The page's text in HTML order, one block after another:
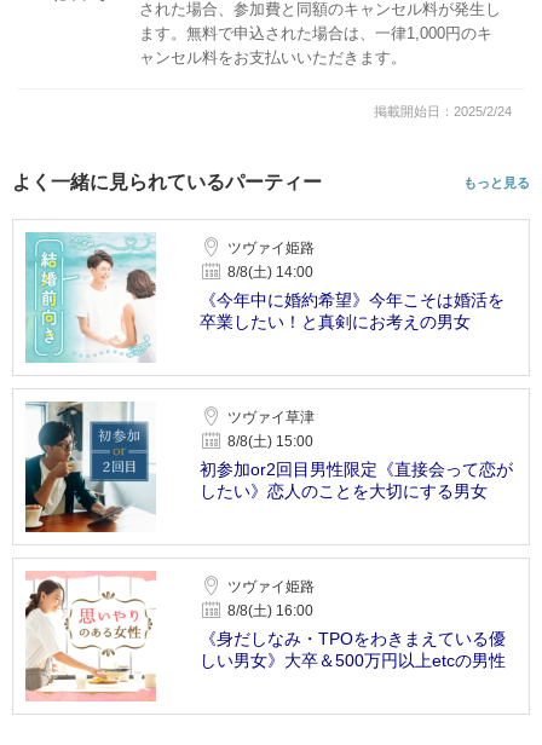
された場合、参加費と同額のキャンセル料が発生し
ます。無料で申込された場合は、一律1,000円のキ
ャンセル料をお支払いいただきます。
掲載開始日：2025/2/24
よく一緒に見られているパーティー もっと見る
ツヴァイ姫路
8/8(土) 14:00
《今年中に婚約希望》今年こそは婚活を
卒業したい！と真剣にお考えの男女
ツヴァイ草津
8/8(土) 15:00
初参加or2回目男性限定《直接会って恋が
したい》恋人のことを大切にする男女
ツヴァイ姫路
8/8(土) 16:00
《身だしなみ・TPOをわきまえている優
しい男女》大卒＆500万円以上etcの男性